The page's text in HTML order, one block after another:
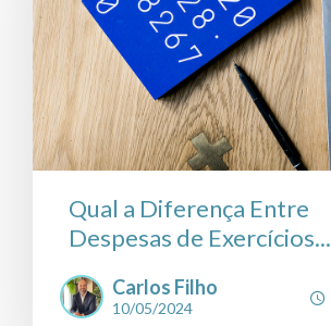
Qual a Diferença Entre
Despesas de Exercícios...
Carlos Filho
10/05/2024